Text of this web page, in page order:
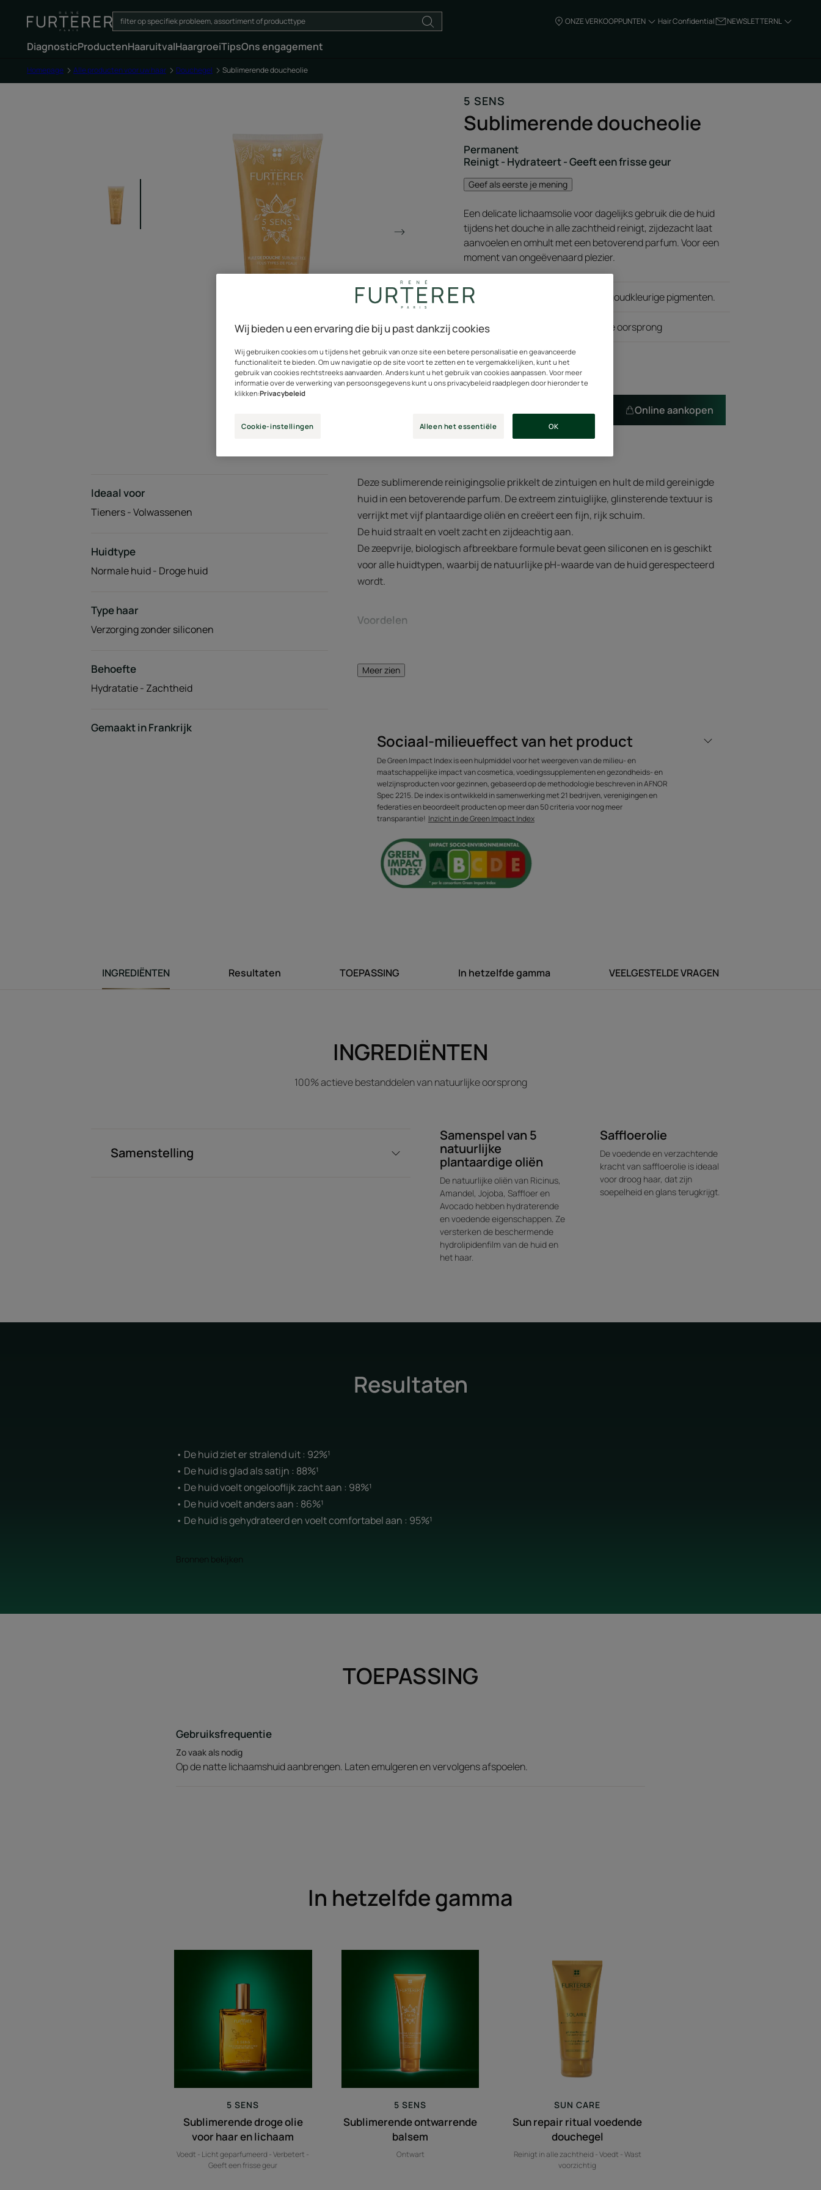
ONZE VERKOOPPUNTEN Hair Confidential NEWSLETTERNL
DiagnosticProductenHaaruitvalHaargroeiTipsOns engagement
Homepage Alle producten voor uw haar Douchegel Sublimerende doucheolie
5 SENS
Sublimerende doucheolie
Permanent
Reinigt - Hydrateert - Geeft een frisse geur
Geef als eerste je mening
Een delicate lichaamsolie voor dagelijks gebruik die de huid
tijdens het douche in alle zachtheid reinigt, zijdezacht laat
aanvoelen en omhult met een betoverend parfum. Voor een
moment van ongeëvenaard plezier.
Kostbare textuur doordrenkt met goudkleurige pigmenten.
100% bestanddelen van natuurlijke oorsprong
Tube Tube
200ml
Online aankopen
Ideaal voor
Tieners - Volwassenen
Huidtype
Normale huid - Droge huid
Type haar
Verzorging zonder siliconen
Behoefte
Hydratatie - Zachtheid
Gemaakt in Frankrijk
Deze sublimerende reinigingsolie prikkelt de zintuigen en hult de mild gereinigde
huid in een betoverende parfum. De extreem zintuiglijke, glinsterende textuur is
verrijkt met vijf plantaardige oliën en creëert een fijn, rijk schuim.
De huid straalt en voelt zacht en zijdeachtig aan.
De zeepvrije, biologisch afbreekbare formule bevat geen siliconen en is geschikt
voor alle huidtypen, waarbij de natuurlijke pH-waarde van de huid gerespecteerd
wordt.
Voordelen
heerlijk comfortabel en satijnzacht aan.
Textuur Recyclage
Voordelen van de textuur
gouden schitteringen is verrijkt met vijf plantaardige
oliën en creëert een fijn, romig schuim.
Geur van de inhoud
Meer zien
Sociaal-milieueffect van het product
De Green Impact Index is een hulpmiddel voor het weergeven van de milieu- en
maatschappelijke impact van cosmetica, voedingssupplementen en gezondheids- en
welzijnsproducten voor gezinnen, gebaseerd op de methodologie beschreven in AFNOR
Spec 2215. De index is ontwikkeld in samenwerking met 21 bedrijven, verenigingen en
federaties en beoordeelt producten op meer dan 50 criteria voor nog meer
transparantie! Inzicht in de Green Impact Index
INGREDIËNTEN Resultaten TOEPASSING In hetzelfde gamma VEELGESTELDE VRAGEN
INGREDIËNTEN
100% actieve bestanddelen van natuurlijke oorsprong
Samenstelling
Samenspel van 5
natuurlijke
plantaardige oliën
De natuurlijke oliën van Ricinus,
Amandel, Jojoba, Saffloer en
Avocado hebben hydraterende
en voedende eigenschappen. Ze
versterken de beschermende
hydrolipidenfilm van de huid en
het haar.
Saffloerolie
De voedende en verzachtende
kracht van saffloerolie is ideaal
voor droog haar, dat zijn
soepelheid en glans terugkrijgt.
Resultaten
• De huid ziet er stralend uit : 92%¹
• De huid is glad als satijn : 88%¹
• De huid voelt ongelooflijk zacht aan : 98%¹
• De huid voelt anders aan : 86%¹
• De huid is gehydrateerd en voelt comfortabel aan : 95%¹
Bronnen bekijken
TOEPASSING
Gebruiksfrequentie
Zo vaak als nodig
Op de natte lichaamshuid aanbrengen. Laten emulgeren en vervolgens afspoelen.
In hetzelfde gamma
olie
haar
lichaam
5 SENS
Sublimerende droge olie
voor haar en lichaam
Voedt - Licht geparfumeerd - Verbetert -
Geeft een frisse geur
ontwarrende
balsem
5 SENS
Sublimerende ontwarrende
balsem
Ontwart
Sun
repair
ritual
voedende
douchegel
SUN CARE
Sun repair ritual voedende
douchegel
Reinigt in alle zachtheid - Voedt - Wast
voorzichtig
Wij bieden u een ervaring die bij u past dankzij cookies
Wij gebruiken cookies om u tijdens het gebruik van onze site een betere personalisatie en geavanceerde
functionaliteit te bieden. Om uw navigatie op de site voort te zetten en te vergemakkelijken, kunt u het
gebruik van cookies rechtstreeks aanvaarden. Anders kunt u het gebruik van cookies aanpassen. Voor meer
informatie over de verwerking van persoonsgegevens kunt u ons privacybeleid raadplegen door hieronder te
klikken:Privacybeleid
Cookie-instellingen Alleen het essentiële OK